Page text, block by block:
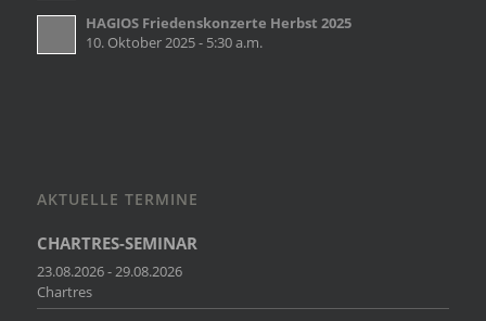
HAGIOS Friedenskonzerte Herbst 2025
10. Oktober 2025 - 5:30 a.m.
AKTUELLE TERMINE
CHARTRES-SEMINAR
23.08.2026 - 29.08.2026
Chartres